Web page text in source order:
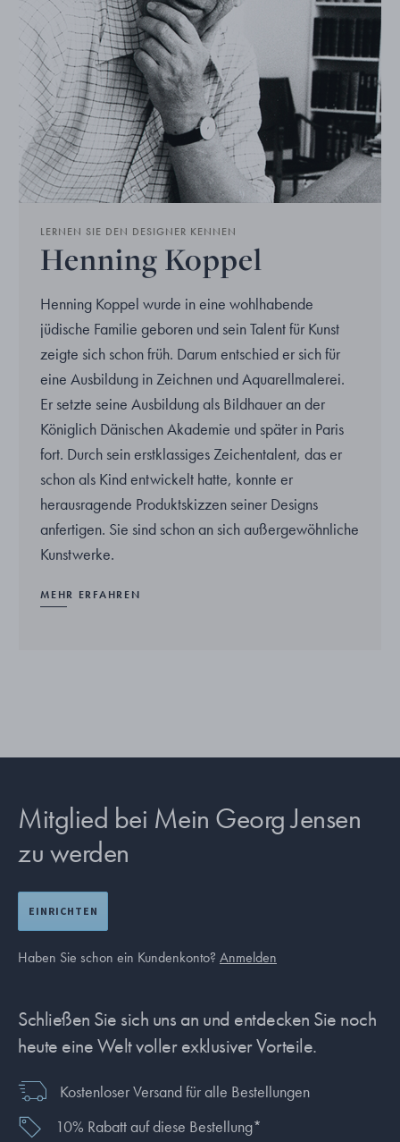
LERNEN SIE DEN DESIGNER KENNEN
Henning Koppel
Henning Koppel wurde in eine wohlhabende
jüdische Familie geboren und sein Talent für Kunst
zeigte sich schon früh. Darum entschied er sich für
eine Ausbildung in Zeichnen und Aquarellmalerei.
Er setzte seine Ausbildung als Bildhauer an der
Königlich Dänischen Akademie und später in Paris
fort. Durch sein erstklassiges Zeichentalent, das er
schon als Kind entwickelt hatte, konnte er
herausragende Produktskizzen seiner Designs
anfertigen. Sie sind schon an sich außergewöhnliche
Kunstwerke.
MEHR ERFAHREN
Mitglied bei Mein Georg Jensen
zu werden
EINRICHTEN
Haben Sie schon ein Kundenkonto? Anmelden
Schließen Sie sich uns an und entdecken Sie noch
heute eine Welt voller exklusiver Vorteile.
Kostenloser Versand für alle Bestellungen
10% Rabatt auf diese Bestellung*